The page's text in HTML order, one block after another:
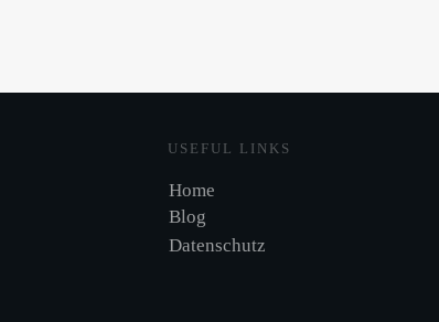
USEFUL LINKS
Home
Blog
Datenschutz